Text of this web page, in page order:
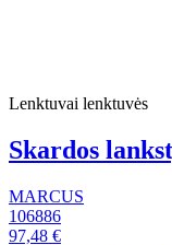
Lenktuvai lenktuvės
Skardos
MARCUS
106886
97,48 €